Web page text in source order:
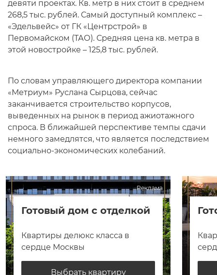
девяти проектах. Кв. метр в них стоит в среднем
268,5 тыс. рублей. Самый доступный комплекс –
«Эдельвейс» от ГК «Центрстрой» в
Первомайском (ТАО). Средняя цена кв. метра в
этой новостройке – 125,8 тыс. рублей.
По словам управляющего директора компании
«Метриум» Руслана Сырцова, сейчас
заканчивается строительство корпусов,
выведенных на рынок в период ажиотажного
спроса. В ближайшей перспективе темпы сдачи
немного замедлятся, что является последствием
социально-экономических колебаний.
Реклама
Готовый дом с отделкой
Квартиры делюкс класса в
сердце Москвы
Выбрать квартиру